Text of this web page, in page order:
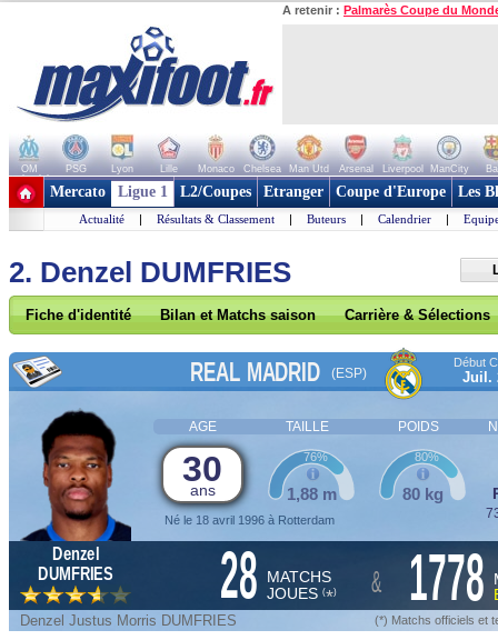
A retenir : Palmarès Coupe du
OM PSG Lyon Lille Monaco Chelsea Man Utd Arsenal Liverpool ManCity
+ de clubs
Mercato Ligue 1 L2/Coupes Etranger Coupe d'Europe Les
Actualité | Résultats & Classement | Buteurs | Calendrier |
2. Denzel DUMFRIES
Fiche d'identité Bilan et Matchs saison Carrière & Sélections
REAL MADRID (ESP)
Début
Juil.
AGE TAILLE POIDS
30
ans
Né le 18 avril 1996 à Rotterdam
1,88 m
76%
80 kg
80%
Denzel
DUMFRIES
28 MATCHS
JOUES (*) & 1778
Denzel Justus Morris DUMFRIES (*) Matchs officiels et